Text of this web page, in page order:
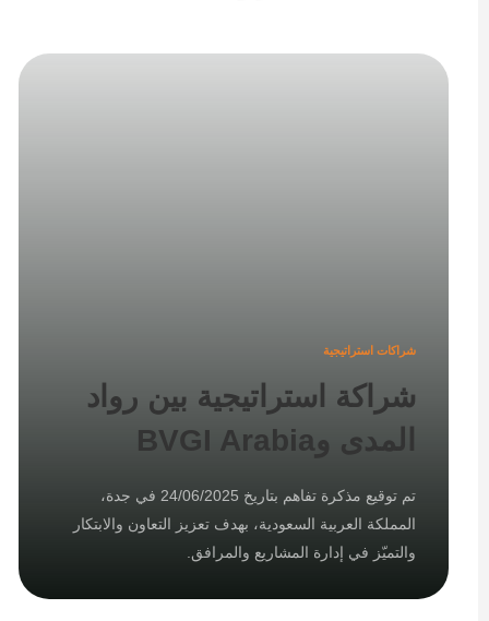
شراكات استراتيجية
شراكة استراتيجية بين رواد
المدى وBVGI Arabia
تم توقيع مذكرة تفاهم بتاريخ 24/06/2025 في جدة،
المملكة العربية السعودية، بهدف تعزيز التعاون والابتكار
والتميّز في إدارة المشاريع والمرافق.